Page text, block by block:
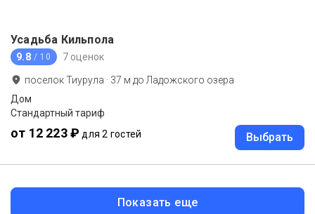
Усадьба Кильпола
9.8 / 10 7 оценок
поселок Тиурула · 37 м доЛадожского озера
Дом
Стандартный тариф
от 12 223 ₽ для 2 гостей Выбрать
Показать еще